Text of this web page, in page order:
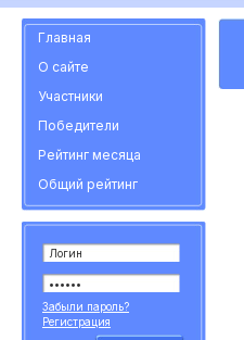
Главная
О сайте
Участники
Победители
Рейтинг месяца
Общий рейтинг
Забыли пароль?
Регистрация